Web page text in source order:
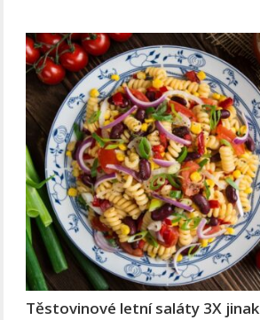
Těstovinové letní saláty 3X jinak